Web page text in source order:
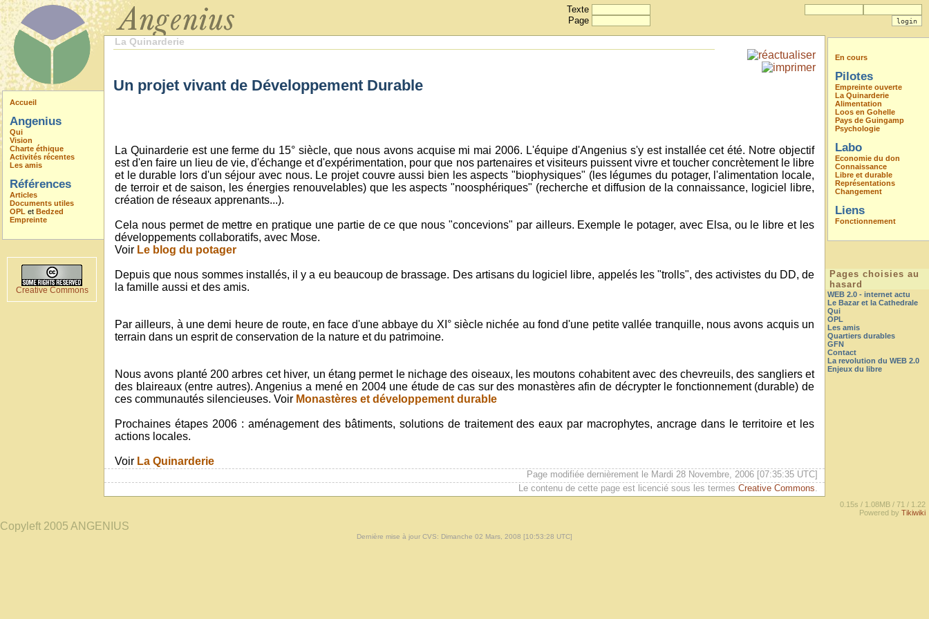
Texte
Page
Accueil
Angenius
Qui
Vision
Charte éthique
Activités récentes
Les amis
Références
Articles
Documents utiles
OPL et Bedzed
Empreinte
Creative Commons
La Quinarderie
Un projet vivant de Développement Durable
La Quinarderie est une ferme du 15° siècle, que nous avons acquise mi mai 2006. L'équipe d'Angenius s'y est installée cet été. Notre objectif
est d'en faire un lieu de vie, d'échange et d'expérimentation, pour que nos partenaires et visiteurs puissent vivre et toucher concrètement le libre
et le durable lors d'un séjour avec nous. Le projet couvre aussi bien les aspects "biophysiques" (les légumes du potager, l'alimentation locale,
de terroir et de saison, les énergies renouvelables) que les aspects "noosphériques" (recherche et diffusion de la connaissance, logiciel libre,
création de réseaux apprenants...).
Cela nous permet de mettre en pratique une partie de ce que nous "concevions" par ailleurs. Exemple le potager, avec Elsa, ou le libre et les
développements collaboratifs, avec Mose.
Voir Le blog du potager
Depuis que nous sommes installés, il y a eu beaucoup de brassage. Des artisans du logiciel libre, appelés les "trolls", des activistes du DD, de
la famille aussi et des amis.
Par ailleurs, à une demi heure de route, en face d'une abbaye du XI° siècle nichée au fond d'une petite vallée tranquille, nous avons acquis un
terrain dans un esprit de conservation de la nature et du patrimoine.
Nous avons planté 200 arbres cet hiver, un étang permet le nichage des oiseaux, les moutons cohabitent avec des chevreuils, des sangliers et
des blaireaux (entre autres). Angenius a mené en 2004 une étude de cas sur des monastères afin de décrypter le fonctionnement (durable) de
ces communautés silencieuses. Voir Monastères et développement durable
Prochaines étapes 2006 : aménagement des bâtiments, solutions de traitement des eaux par macrophytes, ancrage dans le territoire et les
actions locales.
Voir La Quinarderie
Page modifiée dernièrement le Mardi 28 Novembre, 2006 [07:35:35 UTC]
Le contenu de cette page est licencié sous les termes Creative Commons.
En cours
Pilotes
Empreinte ouverte
La Quinarderie
Alimentation
Loos en Gohelle
Pays de Guingamp
Psychologie
Labo
Economie du don
Connaissance
Libre et durable
Représentations
Changement
Liens
Fonctionnement
Pages choisies au
hasard
WEB 2.0 - internet actu
Le Bazar et la Cathedrale
Qui
OPL
Les amis
Quartiers durables
GFN
Contact
La revolution du WEB 2.0
Enjeux du libre
0.15s / 1.08MB / 71 / 1.22
Powered by Tikiwiki
Copyleft 2005 ANGENIUS
Dernière mise à jour CVS: Dimanche 02 Mars, 2008 [10:53:28 UTC]